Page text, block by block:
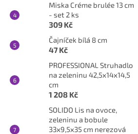
Miska Créme brulée 13 cm
- set 2 ks
309 Kč
Čajníček bílá 8 cm
47 Kč
PROFESSIONAL Struhadlo
na zeleninu 42,5x14x14,5
cm
1 208 Kč
SOLIDO Lis na ovoce,
zeleninu a bobule
33x9,5x35 cm nerezová